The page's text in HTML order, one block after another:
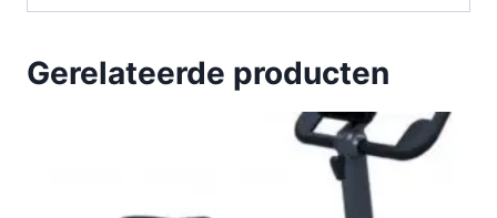
Gerelateerde producten